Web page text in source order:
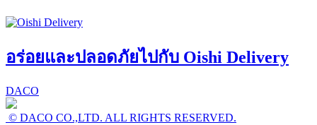
อร่อยและปลอดภัยไปกับ Oishi Delivery
DACO
© DACO CO.,LTD. ALL RIGHTS RESERVED.